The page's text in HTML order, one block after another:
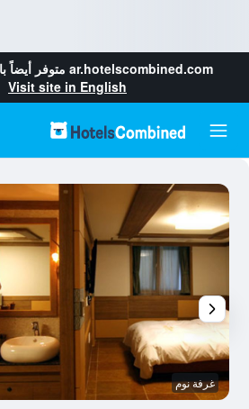
ar.hotelscombined.com متوفر أيضاً
Visit site in English
غرفة نوم